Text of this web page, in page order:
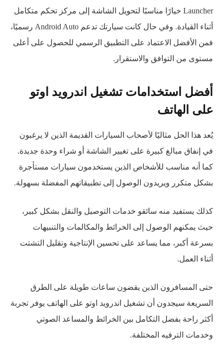
Launcher خيارًا مناسبًا لتحويل الشاشة إلى مركز تحكم متكامل
أثناء القيادة. وفي حال كانت سيارتك تدعم Android Auto رسميًا،
فمن الأفضل الاعتماد على التطبيق الرسمي للحصول على أعلى
مستوى من التوافق والاستقرار.
أفضل استخدامات تشغيل اندرويد اوتو
على الهاتف
يُعد هذا الحل مثاليًا لأصحاب السيارات القديمة الذين لا يرغبون
في إنفاق مبالغ كبيرة على تغيير الشاشة أو شراء وحدة جديدة.
كما أنه مناسب للأشخاص الذين يستخدمون سيارات مستأجرة
بشكل متكرر ويريدون الوصول إلى تطبيقاتهم المفضلة بسهولة.
كذلك يستفيد منه سائقو خدمات التوصيل والنقل بشكل كبير،
حيث يمكنهم الوصول إلى الخرائط والمكالمات والتنبيهات
بسرعة أكبر، مما يساعد على تحسين الإنتاجية وتقليل التشتت
أثناء العمل.
حتى المسافرون الذين يقضون ساعات طويلة على الطرق
السريعة سيجدون أن تشغيل اندرويد اوتو على الهاتف يوفر تجربة
أكثر راحة بفضل التكامل بين الخرائط والمساعد الصوتي
وخدمات الترفيه المختلفة.